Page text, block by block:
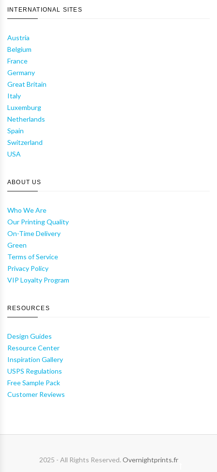
INTERNATIONAL SITES
Austria
Belgium
France
Germany
Great Britain
Italy
Luxemburg
Netherlands
Spain
Switzerland
USA
ABOUT US
Who We Are
Our Printing Quality
On-Time Delivery
Green
Terms of Service
Privacy Policy
VIP Loyalty Program
RESOURCES
Design Guides
Resource Center
Inspiration Gallery
USPS Regulations
Free Sample Pack
Customer Reviews
2025 - All Rights Reserved. Overnightprints.fr